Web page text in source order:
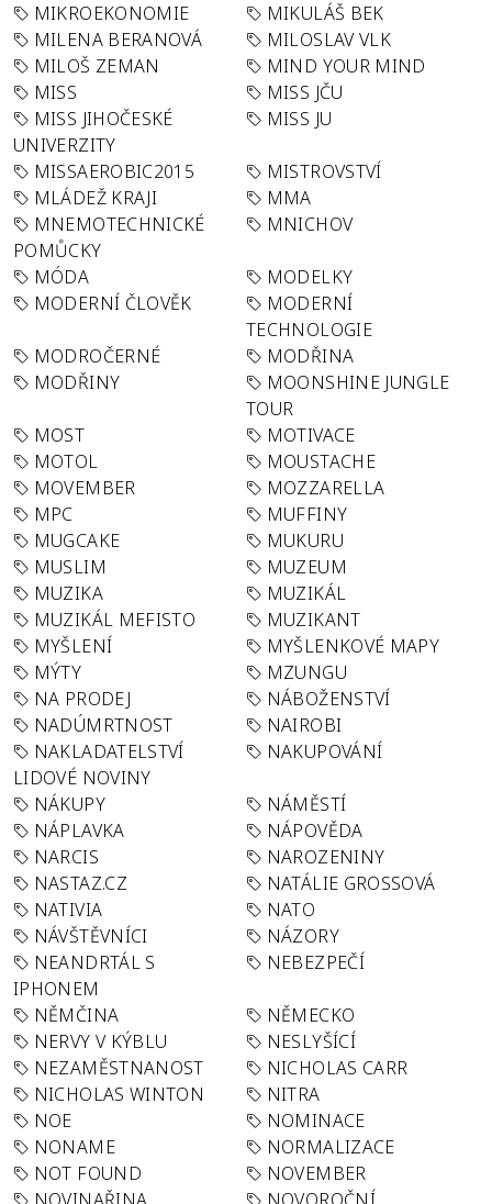
MIKROEKONOMIE
MIKULÁŠ BEK
MILENA BERANOVÁ
MILOSLAV VLK
MILOŠ ZEMAN
MIND YOUR MIND
MISS
MISS JČU
MISS JIHOČESKÉ
UNIVERZITY
MISS JU
MISSAEROBIC2015
MISTROVSTVÍ
MLÁDEŽ KRAJI
MMA
MNEMOTECHNICKÉ
POMŮCKY
MNICHOV
MÓDA
MODELKY
MODERNÍ ČLOVĚK
MODERNÍ
TECHNOLOGIE
MODROČERNÉ
MODŘINA
MODŘINY
MOONSHINE JUNGLE
TOUR
MOST
MOTIVACE
MOTOL
MOUSTACHE
MOVEMBER
MOZZARELLA
MPC
MUFFINY
MUGCAKE
MUKURU
MUSLIM
MUZEUM
MUZIKA
MUZIKÁL
MUZIKÁL MEFISTO
MUZIKANT
MYŠLENÍ
MYŠLENKOVÉ MAPY
MÝTY
MZUNGU
NA PRODEJ
NÁBOŽENSTVÍ
NADÚMRTNOST
NAIROBI
NAKLADATELSTVÍ
LIDOVÉ NOVINY
NAKUPOVÁNÍ
NÁKUPY
NÁMĚSTÍ
NÁPLAVKA
NÁPOVĚDA
NARCIS
NAROZENINY
NASTAZ.CZ
NATÁLIE GROSSOVÁ
NATIVIA
NATO
NÁVŠTĚVNÍCI
NÁZORY
NEANDRTÁL S
IPHONEM
NEBEZPEČÍ
NĚMČINA
NĚMECKO
NERVY V KÝBLU
NESLYŠÍCÍ
NEZAMĚSTNANOST
NICHOLAS CARR
NICHOLAS WINTON
NITRA
NOE
NOMINACE
NONAME
NORMALIZACE
NOT FOUND
NOVEMBER